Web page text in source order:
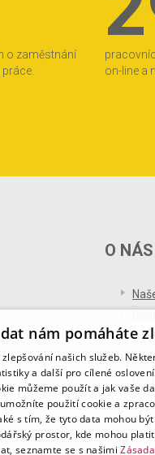
o zaměstnání
on-line a
O NÁS
nám pomáháte
našich služeb.
a další pro cílené
můžeme použít a jak vaše
umožníte použití cookie a
s tím, že tyto data mohou
prostor, kde mohou
seznamte se s našimi